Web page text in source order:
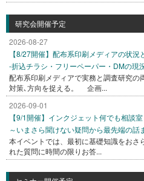
研究会開催予定
2026-08-27
【8/27開催】配布系印刷メディアの状況
-折込チラシ・フリーペーパー・DMの現
配布系印刷メディアで実務と調査研究の
対策､方向を捉える。 企画...
2026-09-01
【9/1開催】インクジェット何でも相談室
～いまさら聞けない疑問から最先端の話
本イベントでは、最初に基礎知識をおさ
れた質問に時間の限りお答...